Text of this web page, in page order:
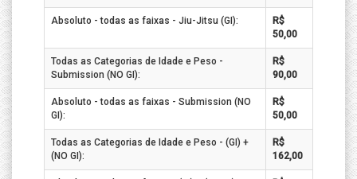
Absoluto - todas as faixas - Jiu-Jitsu (GI):
R$
50,00
Todas as Categorias de Idade e Peso -
Submission (NO GI):
R$
90,00
Absoluto - todas as faixas - Submission (NO
GI):
R$
50,00
Todas as Categorias de Idade e Peso - (GI) +
(NO GI):
R$
162,00